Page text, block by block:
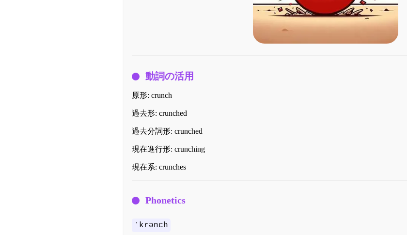
動詞の活用
原形: crunch
過去形: crunched
過去分詞形: crunched
現在進行形: crunching
現在系: crunches
Phonetics
ˈkrənch